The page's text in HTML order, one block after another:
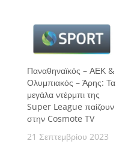
Παναθηναϊκός – ΑΕΚ &
Ολυμπιακός – Άρης: Τα
μεγάλα ντέρμπι της
Super League παίζουν
στην Cosmote TV
21 Σεπτεμβρίου 2023